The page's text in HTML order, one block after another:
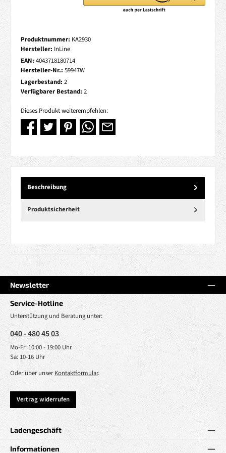
Produktnummer: KA2930
Hersteller: InLine
EAN: 4043718180714
Hersteller-Nr.: 59947W
Lagerbestand: 2
Verfügbarer Bestand: 2
Dieses Produkt weiterempfehlen:
Beschreibung
Produktsicherheit
Newsletter
Service-Hotline
Unterstützung und Beratung unter:
040 - 480 45 03
Mo-Fr: 10:00 - 19:00 Uhr
Sa: 10-16 Uhr
Oder über unserKontaktformular.
Vertrag widerrufen
Ladengeschäft
Informationen